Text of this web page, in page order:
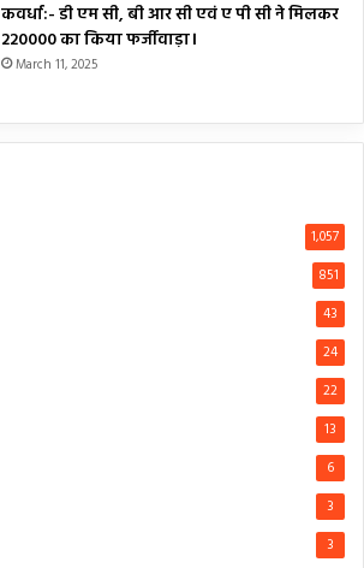
कवर्धा:- डी एम सी, बी आर सी एवं ए पी सी ने मिलकर
₹220000 का किया फर्जीवाड़ा।
March 11, 2025
1,057
851
43
24
22
13
6
3
3